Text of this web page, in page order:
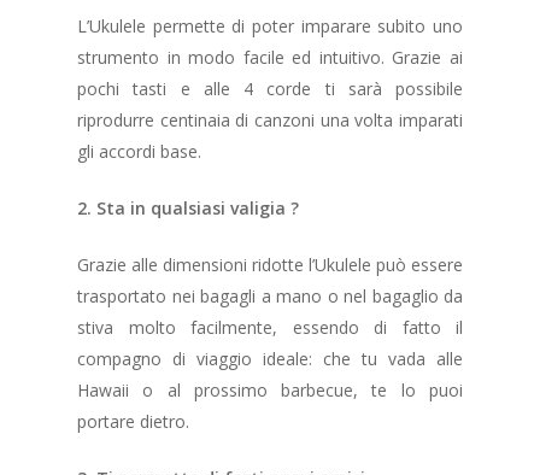
L’Ukulele permette di poter imparare subito uno
strumento in modo facile ed intuitivo. Grazie ai
pochi tasti e alle 4 corde ti sarà possibile
riprodurre centinaia di canzoni una volta imparati
gli accordi base.
2. Sta in qualsiasi valigia ?
Grazie alle dimensioni ridotte l’Ukulele può essere
trasportato nei bagagli a mano o nel bagaglio da
stiva molto facilmente, essendo di fatto il
compagno di viaggio ideale: che tu vada alle
Hawaii o al prossimo barbecue, te lo puoi
portare dietro.